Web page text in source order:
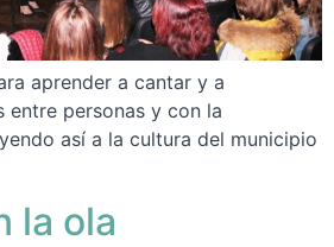
aprender a cantar y a
entre personas y con la
así a la cultura del municipio
la ola